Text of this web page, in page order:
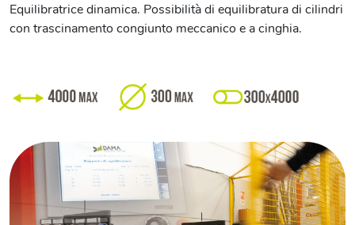
Equilibratrice dinamica. Possibilità di equilibratura di cilindri
con trascinamento congiunto meccanico e a cinghia.